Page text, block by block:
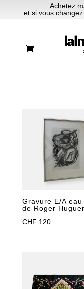
Achetez
et si vous
Gravure E/A
de Roger
CHF 120